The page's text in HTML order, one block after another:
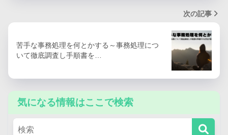
次の記事
苦手な事務処理を何とかする～事務処理につ
いて徹底調査し手順書を…
気になる情報はここで検索